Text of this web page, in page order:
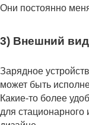
Они постоянно
3) Внешний
Зарядное
может быть
Какие-то более
для стационарного